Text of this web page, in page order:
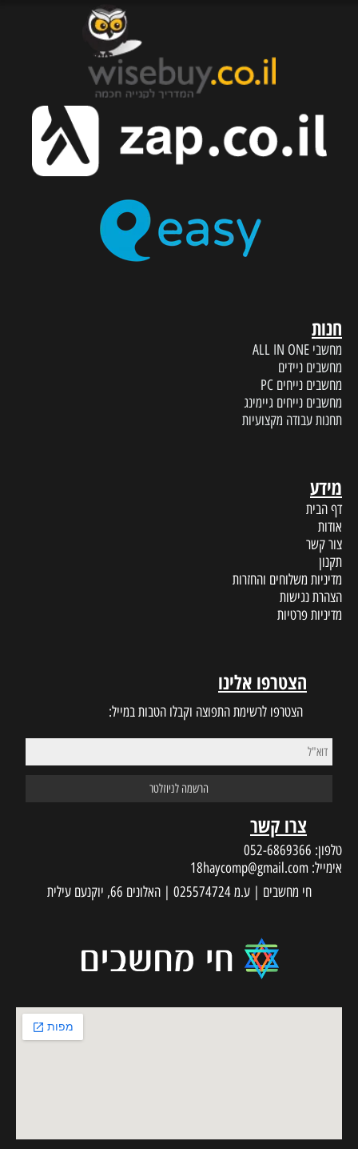
חנות
מחשבי ALL IN ONE
מחשבים ניידים
מחשבים נייחים PC
מחשבים נייחים גיימינג
תחנות עבודה מקצועיות
מידע
דף הבית
אודות
צור קשר
תקנון
מדיניות משלוחים והחזרות
הצהרת נגישות
מדיניות פרטיות
הצטרפו אלינו
הצטרפו לרשימת התפוצה וקבלו הטבות במייל:
צרו קשר
טלפון: 052-6869366
אימייל: 18haycomp@gmail.com
חי מחשבים | ע.מ 025574724 | האלונים 66, יוקנעם עילית